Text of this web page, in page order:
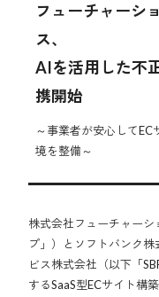
フューチャーシ
ス、
AIを活用した不
携開始
～事業者が安心して
境を整備～
株式会社フューチャー
プ」）とソフトバンク
ビス株式会社（以下「
するSaaS型ECサイト構